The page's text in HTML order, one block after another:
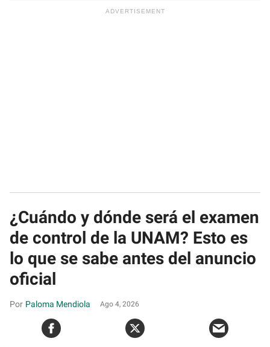
¿Cuándo y dónde será el examen
de control de la UNAM? Esto es
lo que se sabe antes del anuncio
oficial
Paloma Mendiola Ago 4, 2026